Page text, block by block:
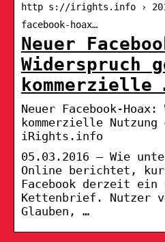
http s://irights.info ›
facebook-hoax…
Neuer
Widerspruch
kommerzielle
Neuer Facebook-Hoax:
kommerzielle
iRights.info
05.03.2016 — Wie
Online berichtet,
Facebook derzeit ein
Kettenbrief. Nutzer
Glauben, …